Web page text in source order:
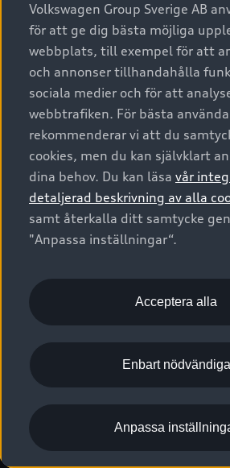
A6 modellerna
SUV
Avant
Audi Sport
Privatleasing
Nya bilar i lager
Begagnade bilar i lager
Audi approved :plus - så gott som nya
Finansiering
Audi exclusive
Provkörning
Service & tillbehör
Audi digital services
Originaltillbehör - köp online
Garantier
Försäkring
Digitala manualer för din Audi
Audi Collection – livsstilsartiklar
Vanliga frågor
2G/3G nätet stängs ned - Hur
Tjänstebil
Tjänstebil
Business lease online
Företagsleasing
Om Audi Sverige
Kontakta oss
Audi Återförsäljare/-serviceverkstad
myAudi
Pressmeddelanden
Nyhetsbrev
Vårt hållbarhetsarbete
Lediga tjänster huvudkontor
Lediga tjänster hos Audi
Kommentar till mediauppgifter om
© 2026 AUDI SVERIGE. All Rights
Utgivare Juridiskt
Juridiskt Audi
Juridiskt Audi Digital Giveaway
Anpassa inställningar för cookies
Visselblåsarkanaler
Volkswagen Group Sverige AB
för att ge dig bästa möjliga
webbplats, till exempel för att
och annonser tillhandahålla
sociala medier och för att
webbtrafiken. För bästa
rekommenderar vi att du
cookies, men du kan självklart
dina behov. Du kan läsa vår
detaljerad beskrivning av alla
samt återkalla ditt samtycke
"Anpassa inställningar“.
Acceptera alla
Enbart nödvändiga
Anpassa